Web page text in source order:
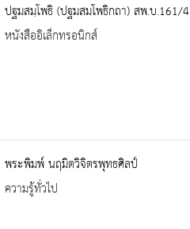
ปฐมสมฺโพธิ (ปฐมสมโพธิกถา) สพ.บ.161/4
หนังสืออิเล็กทรอนิกส์
พระพิมพ์ นฤมิตวิจิตรพุทธศิลป์
ความรู้ทั่วไป